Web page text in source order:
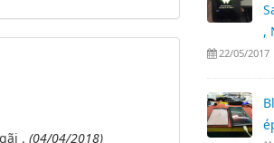
. (04/04/2018)
,
22/05/2017